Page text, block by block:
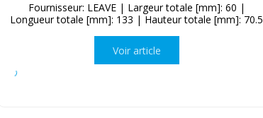
Fournisseur: LEAVE | Largeur totale [mm]: 60 |
Longueur totale [mm]: 133 | Hauteur totale [mm]: 70.5
Voir article